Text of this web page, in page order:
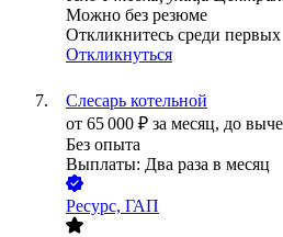
Можно без резюме
Откликнитесь среди первых
Откликнуться
Слесарь котельной
от 65 000 ₽ за месяц, до
Без опыта
Выплаты: Два раза в месяц
Ресурс, ГАП